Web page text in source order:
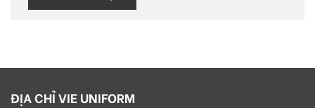
ĐỊA CHỈ VIE UNIFORM